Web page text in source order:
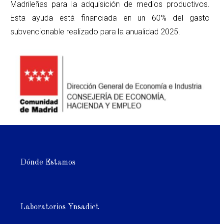
Madrileñas para la adquisición de medios productivos.
Esta ayuda está financiada en un 60% del gasto
subvencionable realizado para la anualidad 2025.
Dónde Estamos
Laboratorios Ynsadiet